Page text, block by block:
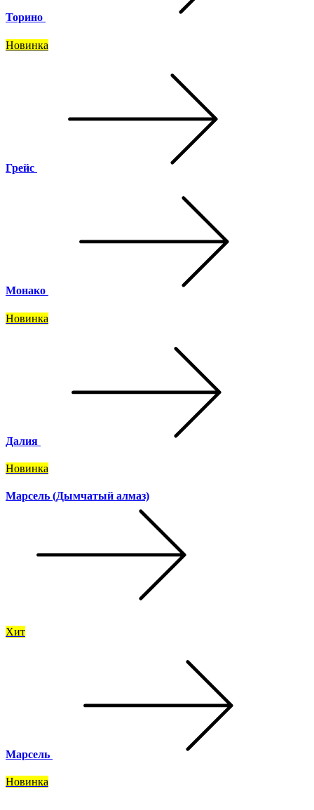
Торино
Новинка
Грейс
Монако
Новинка
Далия
Новинка
Марсель (Дымчатый алмаз)
Хит
Марсель
Новинка